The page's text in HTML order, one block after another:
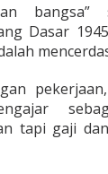
Dasar
tapi gaji